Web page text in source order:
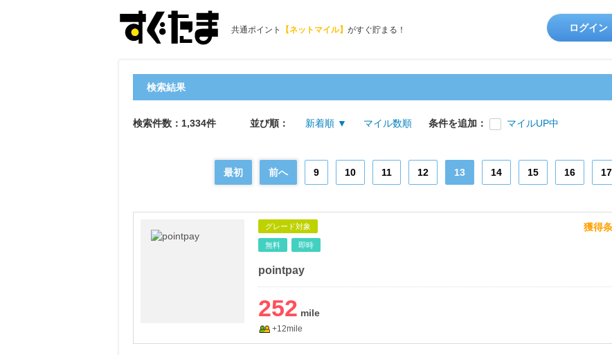
共通ポイント 【ネットマイル】 がすぐ貯まる！ ログイン
検索結果
検索件数：1,334件 並び順： 新着順 ▼ マイル数順 条件を追加： マイルUP中
最初 前へ 9 10 11 12 13 14 15 16 17
グレード対象
無料 即時
pointpay
獲得
252
+12mile